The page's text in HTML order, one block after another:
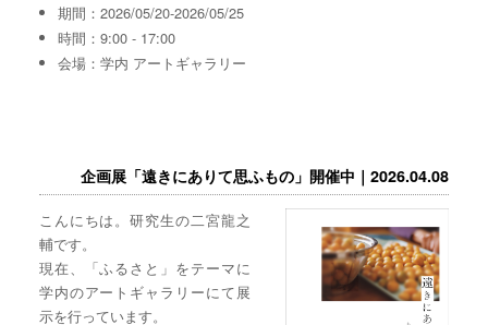
期間：2026/05/20-2026/05/25
時間：9:00 - 17:00
会場：学内 アートギャラリー
企画展「遠きにありて思ふもの」開催中｜2026.04.08
こんにちは。研究生の二宮龍之
輔です。
現在、「ふるさと」をテーマに
学内のアートギャラリーにて展
示を行っています。